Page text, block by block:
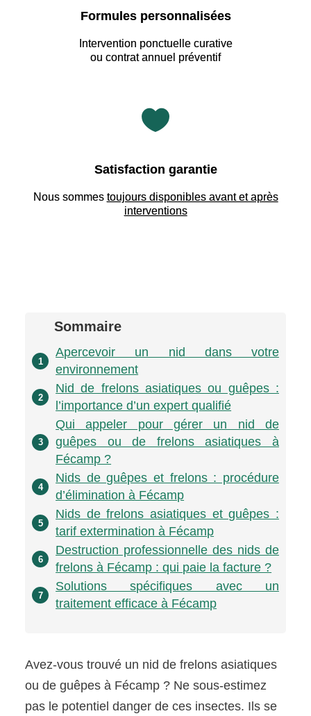
Formules personnalisées
Intervention ponctuelle curative
ou contrat annuel préventif

Satisfaction garantie
Nous sommes toujours disponibles avant et après
interventions
Sommaire
1
Apercevoir un nid dans votre
environnement
2
Nid de frelons asiatiques ou guêpes :
l’importance d’un expert qualifié
3
Qui appeler pour gérer un nid de
guêpes ou de frelons asiatiques à
Fécamp ?
4
Nids de guêpes et frelons : procédure
d’élimination à Fécamp
5
Nids de frelons asiatiques et guêpes :
tarif extermination à Fécamp
6
Destruction professionnelle des nids de
frelons à Fécamp : qui paie la facture ?
7
Solutions spécifiques avec un
traitement efficace à Fécamp
Avez-vous trouvé un nid de frelons asiatiques
ou de guêpes à Fécamp ? Ne sous-estimez
pas le potentiel danger de ces insectes. Ils se